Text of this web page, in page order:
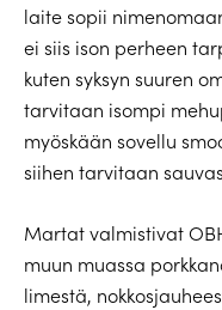
laite sopii
ei siis ison perheen
kuten syksyn suuren
tarvitaan isompi
myöskään sovellu
siihen tarvitaan
Martat valmistivat
muun muassa
limestä,